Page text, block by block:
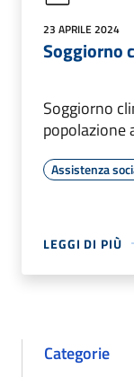
23 APRILE 2024
Soggiorno
Soggiorno
popolazione
Assistenza
LEGGI DI PIÙ
Categorie